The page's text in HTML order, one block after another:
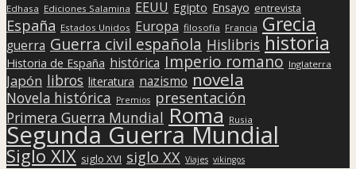
Edhasa Ediciones Salamina EEUU Egipto Ensayo entrevista
España Estados Unidos Europa filosofía Francia Grecia
guerra Guerra civil española Hislibris historia
Historia de España histórica Imperio romano Inglaterra
Japón libros literatura nazismo novela
Novela histórica Premios presentación
Primera Guerra Mundial Roma Rusia
Segunda Guerra Mundial
Siglo XIX siglo XVI siglo XX Viajes vikingos